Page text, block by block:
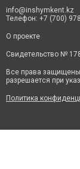
info@inshymkent.kz
Телефон: +7 (700)
О проекте
Свидетельство №
Все права
разрешается при
Политика